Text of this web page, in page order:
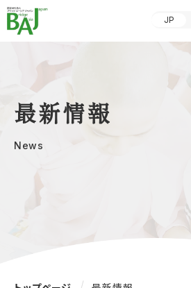
JP
最新情報
News